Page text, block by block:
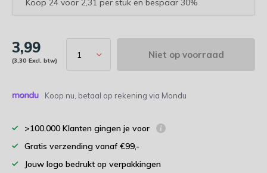
Koop 24 voor 2,31 per stuk en bespaar 30%
3,99
(3,30 Excl. btw)
Niet op voorraad
Koop nu, betaal op rekening via Mondu
>100.000 Klanten gingen je voor
Gratis verzending vanaf €99,-
Jouw logo bedrukt op verpakkingen